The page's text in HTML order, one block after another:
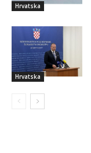
Hrvatska
Hrvatska